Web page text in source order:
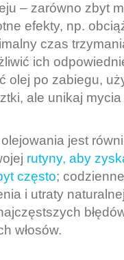
– zarówno zbyt
efekty, np.
czas
ich
olej po zabiegu,
ale unikaj
jest
rutyny, aby
często;
i utraty
włosów.